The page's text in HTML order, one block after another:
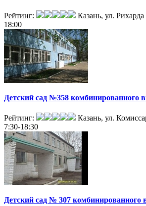
Рейтинг: Казань, ул. Рихарда
18:00
Детский сад №358 комбинированного
Рейтинг:
Казань, ул.
7:30-18:30
Детский сад № 307 комбинированного